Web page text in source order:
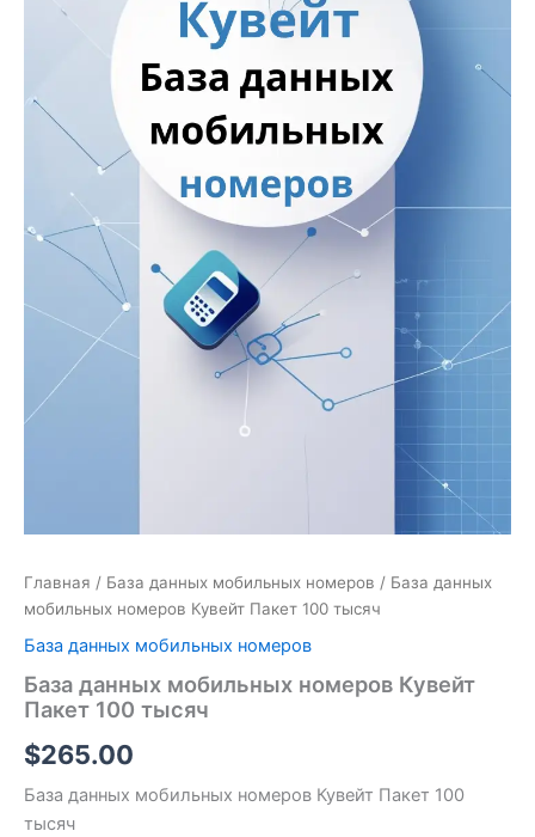
Главная / База данных мобильных номеров / База данных
мобильных номеров Кувейт Пакет 100 тысяч
База данных мобильных номеров
База данных мобильных номеров Кувейт
Пакет 100 тысяч
$265.00
База данных мобильных номеров Кувейт Пакет 100
тысяч